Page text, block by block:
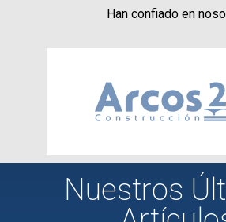
Han confiado en
Nuestros